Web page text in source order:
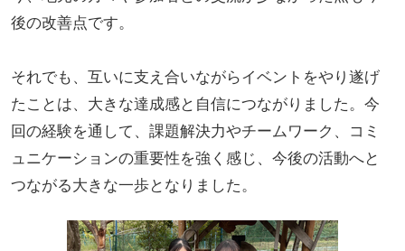
後の改善点です。
それでも、互いに支え合いながらイベントをやり遂げ
たことは、大きな達成感と自信につながりました。今
回の経験を通して、課題解決力やチームワーク、コミ
ュニケーションの重要性を強く感じ、今後の活動へと
つながる大きな一歩となりました。